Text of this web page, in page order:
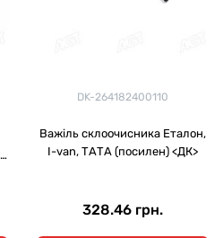
DK-264182400110
Важіль склоочисника Еталон,
I-van, ТАТА (посилен) <ДК>
328.46 грн.